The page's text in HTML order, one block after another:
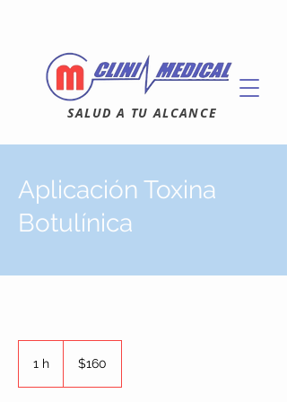
SALUD A TU ALCANCE
Aplicación Toxina
Botulínica
1 h
dólares
estadounidenses
$160